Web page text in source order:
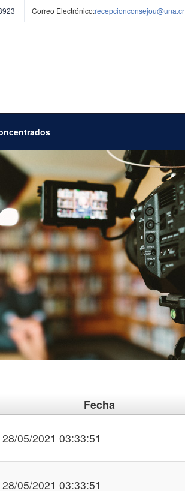
Correo Electrónico:recepcionconsejou@una.cr